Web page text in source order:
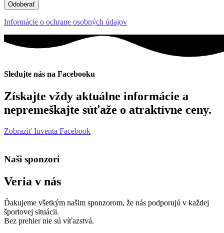
Odoberať
Informácie o ochrane osobných údajov
Sledujte nás na Facebooku
Získajte vždy aktuálne informácie a
nepremeškajte súťaže o atraktívne ceny.
Zobraziť Iuventa Facebook
Naši sponzori
Veria v nás
Ďakujeme všetkým našim sponzorom, že nás podporujú v každej
športovej situácii.
Bez prehier nie sú víťazstvá.